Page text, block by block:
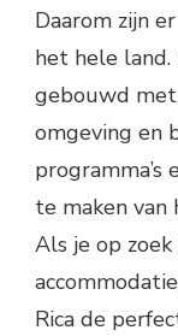
Daarom zijn
het hele land.
gebouwd
omgeving en
te maken
Als je op
Rica de